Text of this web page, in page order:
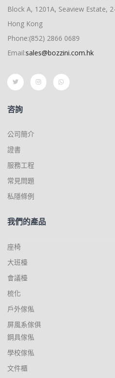
Block A, 1201A, Seaview Estate,
Hong Kong
Phone:(852) 2866 0689
Email:sales@bozzini.com.hk
咨詢
公司簡介
證書
服務工程
常見問題
私隱條例
我們的產品
座椅
大班檯
會議檯
梳化
戶外傢俬
屏風系傢俱
鋼具傢俬
學校傢俬
文件櫃